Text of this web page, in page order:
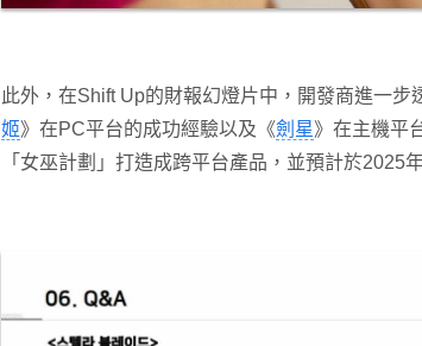
此外，在Shift Up的財報幻燈片中，開發商進一步
姬》在PC平台的成功經驗以及《劍星》在主機平
「女巫計劃」打造成跨平台產品，並預計於2025